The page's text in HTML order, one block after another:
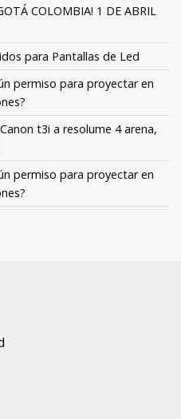
COLOMBIA! 1 DE ABRIL
para Pantallas de Led
permiso para proyectar en
t3i a resolume 4 arena,
permiso para proyectar en